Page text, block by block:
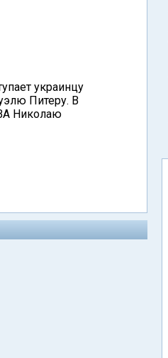
украинцу
Питеру. В
Николаю